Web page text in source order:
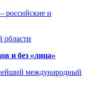
российские и
и без «лица»
международный